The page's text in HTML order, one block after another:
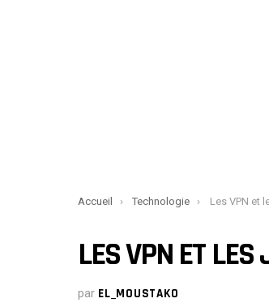
You are here:
Accueil Technologie Les VPN et
LES VPN ET LES
par EL_MOUSTAKO